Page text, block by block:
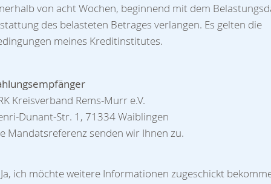
von acht Wochen, beginnend mit dem
des belasteten Betrages verlangen. Es gelten die
meines Kreditinstitutes.
Kreisverband Rems-Murr e.V.
Dunant-Str. 1, 71334 Waiblingen
Mandatsreferenz senden wir Ihnen zu.
Ja, ich möchte weitere Informationen zugeschickt